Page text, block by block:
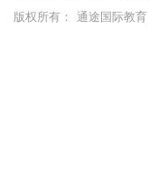
版权所有： 通途国际教育